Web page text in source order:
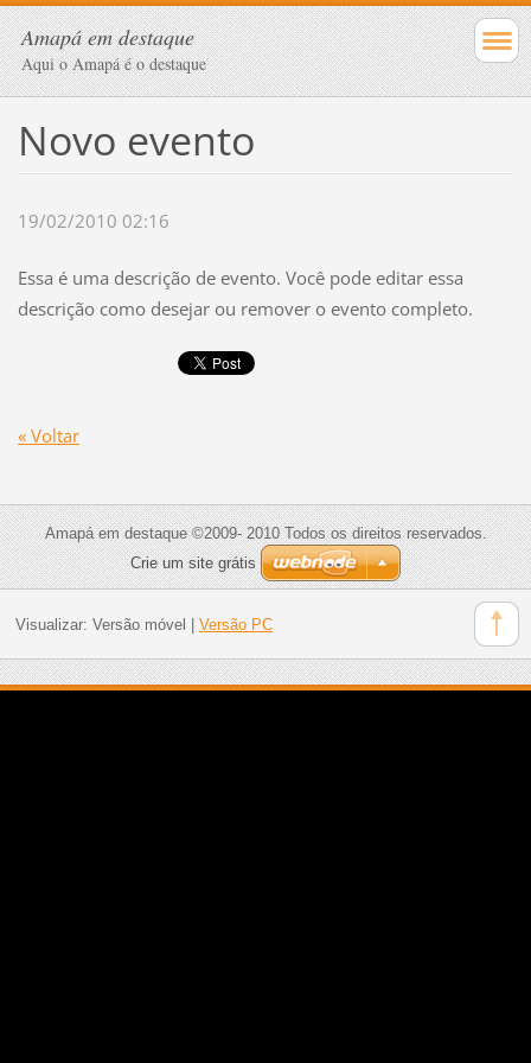
Amapá em destaque
Aqui o Amapá é o destaque
Novo evento
19/02/2010 02:16
Essa é uma descrição de evento. Você pode editar essa
descrição como desejar ou remover o evento completo.
« Voltar
Amapá em destaque ©2009- 2010 Todos os direitos reservados.
Crie um site grátis
Visualizar: Versão móvel Versão PC